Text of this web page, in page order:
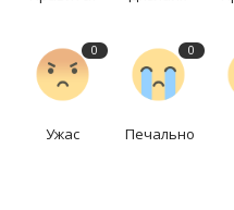
0
Ужас
0
Печально